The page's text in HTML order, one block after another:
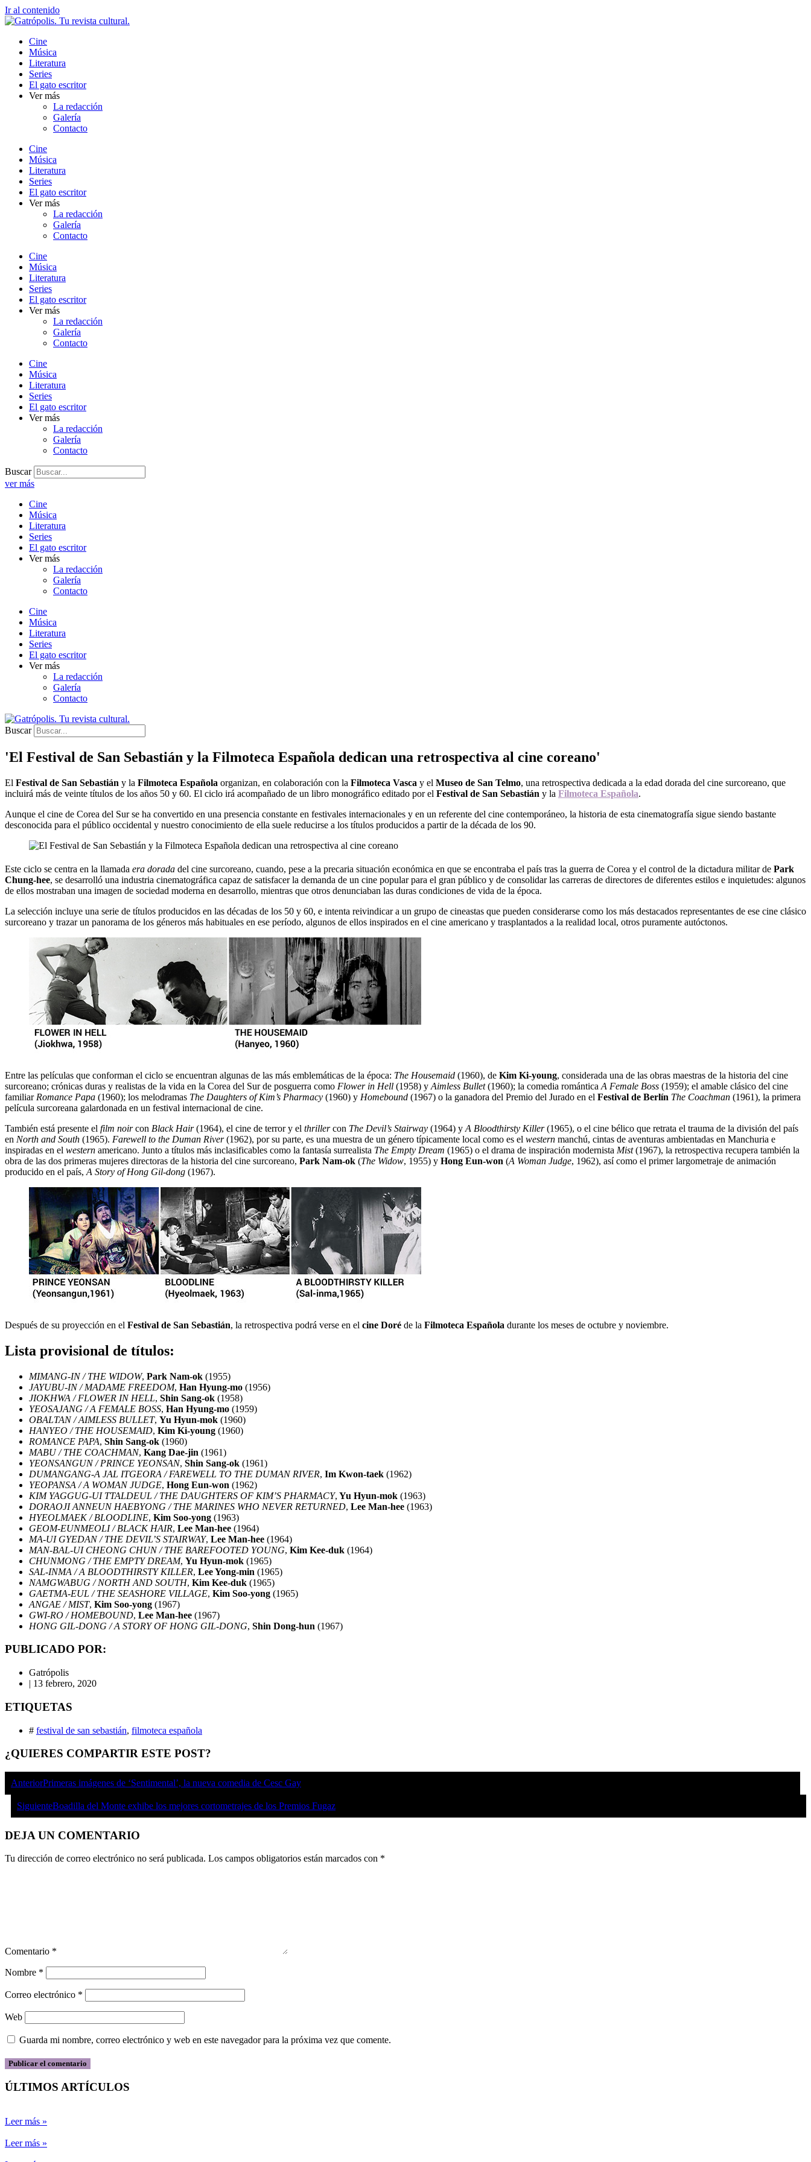
Ir al contenido
Cine
Música
Literatura
Series
El gato escritor
Ver más
La redacción
Galería
Contacto
Cine
Música
Literatura
Series
El gato escritor
Ver más
La redacción
Galería
Contacto
Cine
Música
Literatura
Series
El gato escritor
Ver más
La redacción
Galería
Contacto
Cine
Música
Literatura
Series
El gato escritor
Ver más
La redacción
Galería
Contacto
Buscar
ver más
Cine
Música
Literatura
Series
El gato escritor
Ver más
La redacción
Galería
Contacto
Cine
Música
Literatura
Series
El gato escritor
Ver más
La redacción
Galería
Contacto
Buscar
'El Festival de San Sebastián y la Filmoteca Española dedican una retrospectiva al cine coreano'
El Festival de San Sebastián y la Filmoteca Española organizan, en colaboración con la Filmoteca Vasca y el Museo de San Telmo, una retrospectiva dedicada a la edad dorada del cine surcoreano, que
incluirá más de veinte títulos de los años 50 y 60. El ciclo irá acompañado de un libro monográfico editado por el Festival de San Sebastián y la Filmoteca Española.
Aunque el cine de Corea del Sur se ha convertido en una presencia constante en festivales internacionales y en un referente del cine contemporáneo, la historia de esta cinematografía sigue siendo bastante
desconocida para el público occidental y nuestro conocimiento de ella suele reducirse a los títulos producidos a partir de la década de los 90.
Este ciclo se centra en la llamada era dorada del cine surcoreano, cuando, pese a la precaria situación económica en que se encontraba el país tras la guerra de Corea y el control de la dictadura militar de Park
Chung-hee, se desarrolló una industria cinematográfica capaz de satisfacer la demanda de un cine popular para el gran público y de consolidar las carreras de directores de diferentes estilos e inquietudes: algunos
de ellos mostraban una imagen de sociedad moderna en desarrollo, mientras que otros denunciaban las duras condiciones de vida de la época.
La selección incluye una serie de títulos producidos en las décadas de los 50 y 60, e intenta reivindicar a un grupo de cineastas que pueden considerarse como los más destacados representantes de ese cine clásico
surcoreano y trazar un panorama de los géneros más habituales en ese período, algunos de ellos inspirados en el cine americano y trasplantados a la realidad local, otros puramente autóctonos.
Entre las películas que conforman el ciclo se encuentran algunas de las más emblemáticas de la época: The Housemaid (1960), de Kim Ki-young, considerada una de las obras maestras de la historia del cine
surcoreano; crónicas duras y realistas de la vida en la Corea del Sur de posguerra como Flower in Hell (1958) y Aimless Bullet(1960); la comedia romántica A Female Boss (1959); el amable clásico del cine
familiar Romance Papa (1960); los melodramas The Daughters of Kim’s Pharmacy (1960) y Homebound (1967) o la ganadora del Premio del Jurado en el Festival de Berlín The Coachman (1961), la primera
película surcoreana galardonada en un festival internacional de cine.
También está presente el film noircon Black Hair(1964), el cine de terror y el thrillercon The Devil’s Stairway (1964) y A Bloodthirsty Killer(1965), o el cine bélico que retrata el trauma de la división del país
en North and South (1965). Farewell to the Duman River(1962), por su parte, es una muestra de un género típicamente local como es el western manchú, cintas de aventuras ambientadas en Manchuria e
inspiradas en el western americano. Junto a títulos más inclasificables como la fantasía surrealista The Empty Dream (1965) o el drama de inspiración modernista Mist(1967), la retrospectiva recupera también la
obra de las dos primeras mujeres directoras de la historia del cine surcoreano, Park Nam-ok (The Widow, 1955) y Hong Eun-won (A Woman Judge, 1962), así como el primer largometraje de animación
producido en el país, A Story of Hong Gil-dong (1967).
Después de su proyección en el Festival de San Sebastián, la retrospectiva podrá verse en el cine Doré de la Filmoteca Española durante los meses de octubre y noviembre.
Lista provisional de títulos:
MIMANG-IN / THE WIDOW, Park Nam-ok (1955)
JAYUBU-IN / MADAME FREEDOM, Han Hyung-mo (1956)
JIOKHWA / FLOWER IN HELL, Shin Sang-ok (1958)
YEOSAJANG / A FEMALE BOSS, Han Hyung-mo (1959)
OBALTAN / AIMLESS BULLET, Yu Hyun-mok (1960)
HANYEO / THE HOUSEMAID, Kim Ki-young (1960)
ROMANCE PAPA, Shin Sang-ok (1960)
MABU / THE COACHMAN, Kang Dae-jin (1961)
YEONSANGUN / PRINCE YEONSAN, Shin Sang-ok (1961)
DUMANGANG-A JAL ITGEORA / FAREWELL TO THE DUMAN RIVER, Im Kwon-taek (1962)
YEOPANSA / A WOMAN JUDGE, Hong Eun-won (1962)
KIM YAGGUG-UI TTALDEUL / THE DAUGHTERS OF KIM’S PHARMACY, Yu Hyun-mok (1963)
DORAOJI ANNEUN HAEBYONG / THE MARINES WHO NEVER RETURNED, Lee Man-hee (1963)
HYEOLMAEK / BLOODLINE, Kim Soo-yong (1963)
GEOM-EUNMEOLI / BLACK HAIR, Lee Man-hee (1964)
MA-UI GYEDAN / THE DEVIL’S STAIRWAY, Lee Man-hee (1964)
MAN-BAL-UI CHEONG CHUN / THE BAREFOOTED YOUNG, Kim Kee-duk (1964)
CHUNMONG / THE EMPTY DREAM, Yu Hyun-mok (1965)
SAL-INMA / A BLOODTHIRSTY KILLER, Lee Yong-min (1965)
NAMGWABUG / NORTH AND SOUTH, Kim Kee-duk (1965)
GAETMA-EUL / THE SEASHORE VILLAGE, Kim Soo-yong (1965)
ANGAE / MIST, Kim Soo-yong (1967)
GWI-RO / HOMEBOUND, Lee Man-hee (1967)
HONG GIL-DONG / A STORY OF HONG GIL-DONG, Shin Dong-hun (1967)
PUBLICADO POR:
Gatrópolis
| 13 febrero, 2020
ETIQUETAS
# festival de san sebastián, filmoteca española
¿QUIERES COMPARTIR ESTE POST?
AnteriorPrimeras imágenes de ‘Sentimental’, la nueva comedia de Cesc Gay
SiguienteBoadilla del Monte exhibe los mejores cortometrajes de los Premios Fugaz
DEJA UN COMENTARIO
Tu dirección de correo electrónico no será publicada. Los campos obligatorios están marcados con *
Comentario *
Nombre *
Correo electrónico *
Web
Guarda mi nombre, correo electrónico y web en este navegador para la próxima vez que comente.
ÚLTIMOS ARTÍCULOS
Leer más »
Leer más »